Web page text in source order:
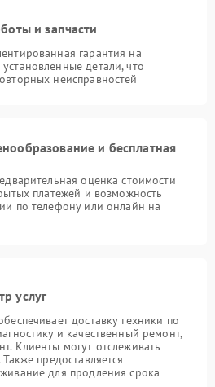
и запчасти
гарантия на
детали, что
неисправностей
и бесплатная
оценка стоимости
платежей и возможность
по телефону или онлайн на
услуг
доставку техники по
и качественный ремонт,
Клиенты могут отслеживать
предоставляется
для продления срока